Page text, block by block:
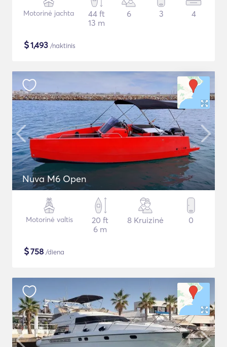
Motorinė jachta
44 ft
13 m
6 3 4
$1,493 /naktinis
Nuva M6 Open
Motorinė valtis
20 ft
6 m
8 Kruizinė 0
$758 /diena